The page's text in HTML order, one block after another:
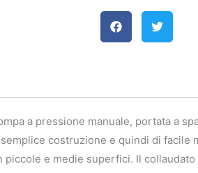
a pressione manuale, portata a
costruzione e quindi di facile
e medie superfici. Il